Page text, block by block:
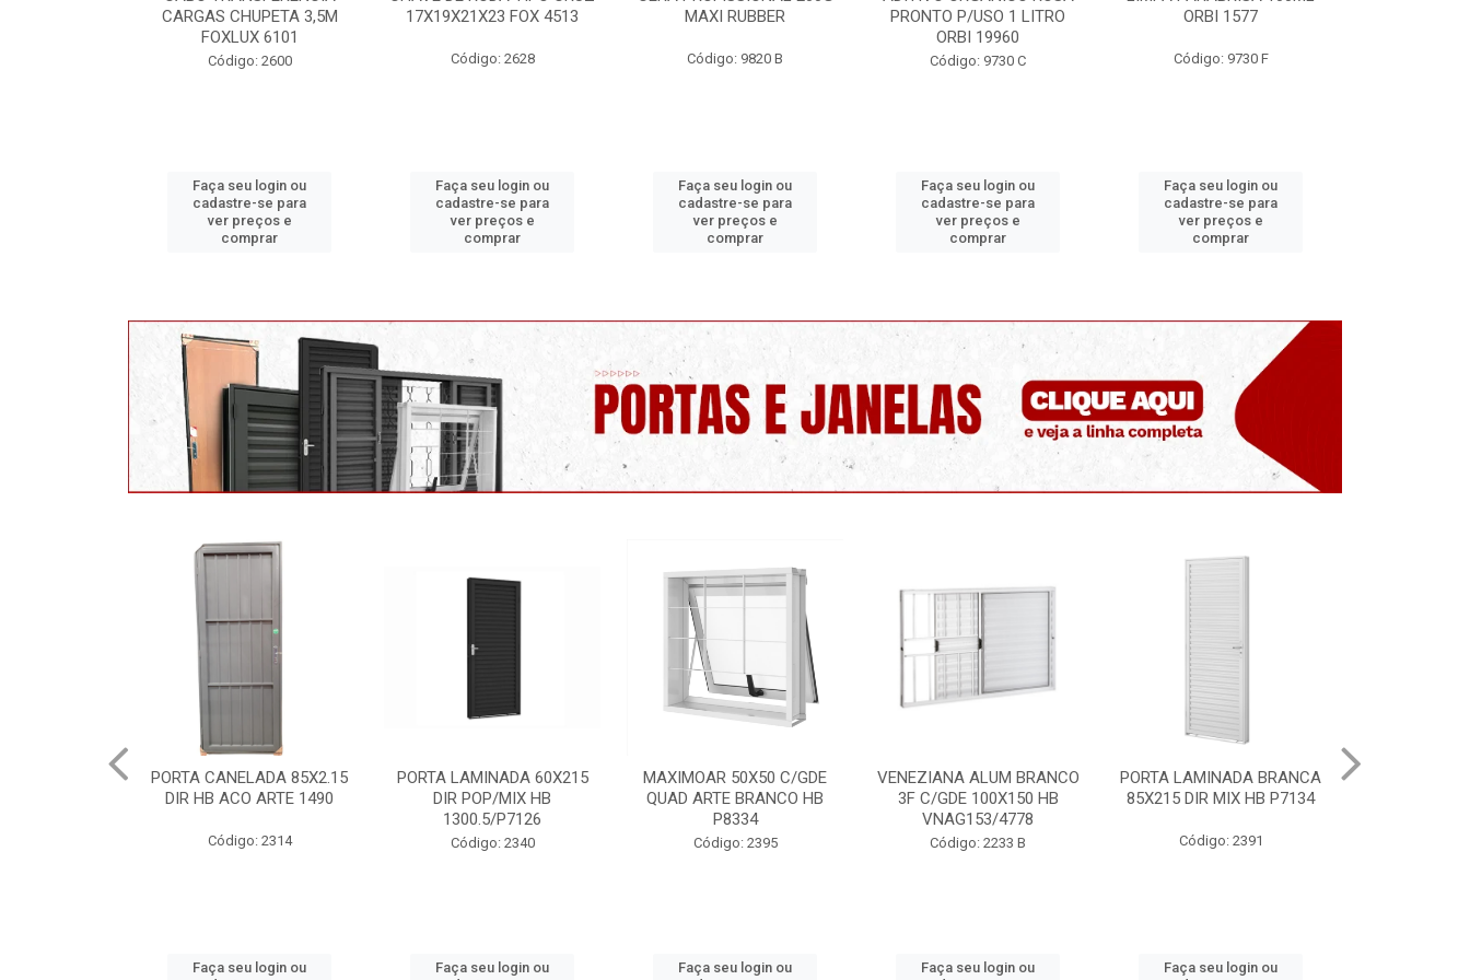
17X19X21X23 FOX 4513
Código: 2628
Faça seu login ou
cadastre-se para
ver preços e
comprar
MAXI RUBBER
Código: 9820 B
Faça seu login ou
cadastre-se para
ver preços e
comprar
PRONTO P/USO 1 LITRO
Código: 9730 C
Faça seu login ou
cadastre-se para
ver preços e
comprar
ORBI 1577
Código: 9730 F
Faça seu login ou
cadastre-se para
ver preços e
comprar
ORBI 246
Código: 9730 E
Faça seu login ou
cadastre-se para
ver preços e
comprar
PORTA LAMINADA 60X215
DIR POP/MIX HB
Código: 2340
Faça seu login ou
MAXIMOAR 50X50 C/GDE
QUAD ARTE BRANCO HB
P8334
Código: 2395
Faça seu login ou
VENEZIANA ALUM BRANCO
3F C/GDE 100X150 HB
VNAG153/4778
Código: 2233 B
Faça seu login ou
PORTA LAMINADA BRANCA
85X215 DIR MIX HB P7134
Código: 2391
Faça seu login ou
VITRO ALUM BRANCO
S/GDE 100X150 2F HB
Código: 2232 B
Faça seu login ou